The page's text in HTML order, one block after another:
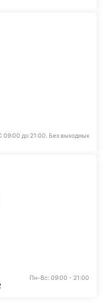
09:00 до 21:00. Без выходных
Пн-Вс: 09:00 - 21:00